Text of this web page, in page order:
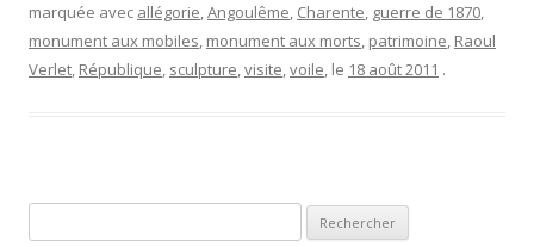
marquée avec allégorie,Angoulême, Charente, guerre de 1870,
monument aux mobiles, monument aux morts, patrimoine, Raoul
Verlet, République, sculpture,visite,voile, le 18 août 2011 .